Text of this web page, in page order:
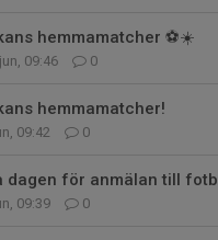
hemmamatcher ⚽️☀️
09:46 0
hemmamatcher!
09:42 0
dagen för anmälan till
09:39 0